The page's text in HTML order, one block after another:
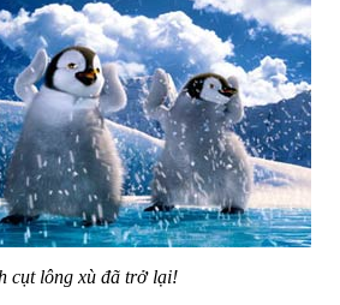
cụt lông xù đã trở lại!